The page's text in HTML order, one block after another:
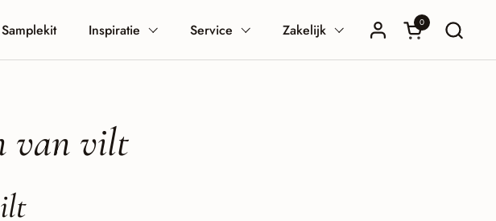
0
Samplekit Inspiratie Service Zakelijk
van vilt